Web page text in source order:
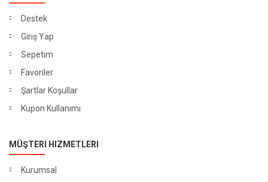
Destek
Giriş Yap
Sepetim
Favoriler
Şartlar Koşullar
Kupon Kullanımı
MÜŞTERI HIZMETLERI
Kurumsal